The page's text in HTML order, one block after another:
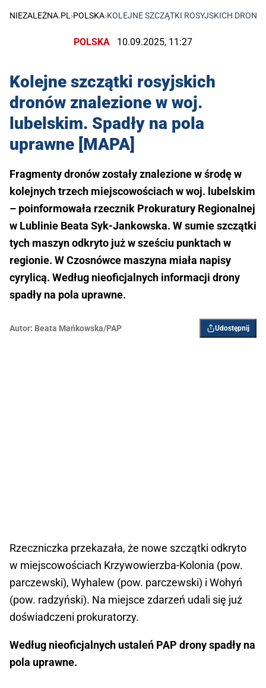
NIEZALEŻNA.PL ›POLSKA›KOLEJNE SZCZĄTKI ROSYJSKICH
POLSKA 10.09.2025, 11:27
Kolejne szczątki rosyjskich
dronów znalezione w woj.
lubelskim. Spadły na pola
uprawne [MAPA]
Fragmenty dronów zostały znalezione w środę w
kolejnych trzech miejscowościach w woj. lubelskim
– poinformowała rzecznik Prokuratury Regionalnej
w Lublinie Beata Syk-Jankowska. W sumie szczątki
tych maszyn odkryto już w sześciu punktach w
regionie. W Czosnówce maszyna miała napisy
cyrylicą. Według nieoficjalnych informacji drony
spadły na pola uprawne.
Autor: Beata Mańkowska/PAP Udostępnij
Rzeczniczka przekazała, że nowe szczątki odkryto
w miejscowościach Krzywowierzba-Kolonia (pow.
parczewski), Wyhalew (pow. parczewski) i Wohyń
(pow. radzyński). Na miejsce zdarzeń udali się już
doświadczeni prokuratorzy.
Według nieoficjalnych ustaleń PAP drony spadły na
pola uprawne.